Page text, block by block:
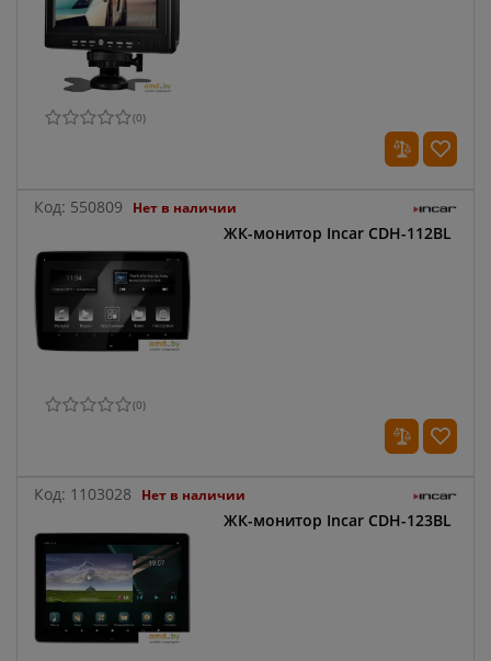
(0)
Код: 550809 Нет в наличии
ЖК-монитор Incar CDH-112BL
(0)
Код: 1103028 Нет в наличии
ЖК-монитор Incar CDH-123BL